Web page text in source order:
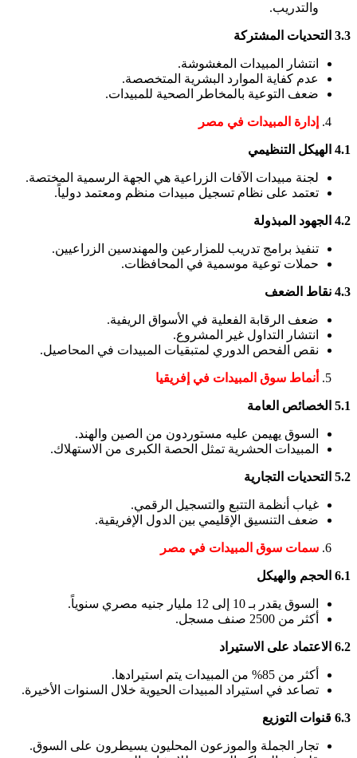
والتدريب.
3.3 التحديات المشتركة
انتشار المبيدات المغشوشة.
عدم كفاية الموارد البشرية المتخصصة.
ضعف التوعية بالمخاطر الصحية للمبيدات.
إدارة المبيدات في مصر
4.1 الهيكل التنظيمي
لجنة مبيدات الآفات الزراعية هي الجهة الرسمية المختصة.
تعتمد على نظام تسجيل مبيدات منظم ومعتمد دولياً.
4.2 الجهود المبذولة
تنفيذ برامج تدريب للمزارعين والمهندسين الزراعيين.
حملات توعية موسمية في المحافظات.
4.3 نقاط الضعف
ضعف الرقابة الفعلية في الأسواق الريفية.
انتشار التداول غير المشروع.
نقص الفحص الدوري لمتبقيات المبيدات في المحاصيل.
أنماط سوق المبيدات في إفريقيا
5.1 الخصائص العامة
السوق يهيمن عليه مستوردون من الصين والهند.
المبيدات الحشرية تمثل الحصة الكبرى من الاستهلاك.
5.2 التحديات التجارية
غياب أنظمة التتبع والتسجيل الرقمي.
ضعف التنسيق الإقليمي بين الدول الإفريقية.
سمات سوق المبيدات في مصر
6.1 الحجم والهيكل
السوق يقدر بـ 10 إلى 12 مليار جنيه مصري سنوياً.
أكثر من 2500 صنف مسجل.
6.2 الاعتماد على الاستيراد
أكثر من 85% من المبيدات يتم استيرادها.
تصاعد في استيراد المبيدات الحيوية خلال السنوات الأخيرة.
6.3 قنوات التوزيع
تجار الجملة والموزعون المحليون يسيطرون على السوق.